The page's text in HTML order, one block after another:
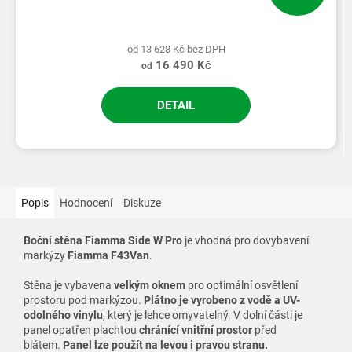
od 13 628 Kč bez DPH
od 16 490 Kč
DETAIL
Popis Hodnocení Diskuze
Boční stěna Fiamma Side W Pro je vhodná pro dovybavení
markýzy Fiamma F43Van.
Stěna je vybavena velkým oknem pro optimální osvětlení
prostoru pod markýzou. Plátno je vyrobeno z vodě a UV-
odolného vinylu, který je lehce omyvatelný. V dolní části je
panel opatřen plachtou chránící vnitřní prostor před
blátem. Panel lze použít na levou i pravou stranu.